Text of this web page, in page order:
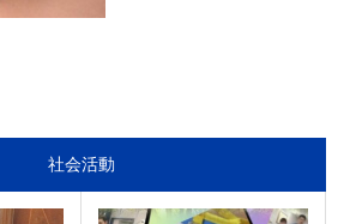
社会活動